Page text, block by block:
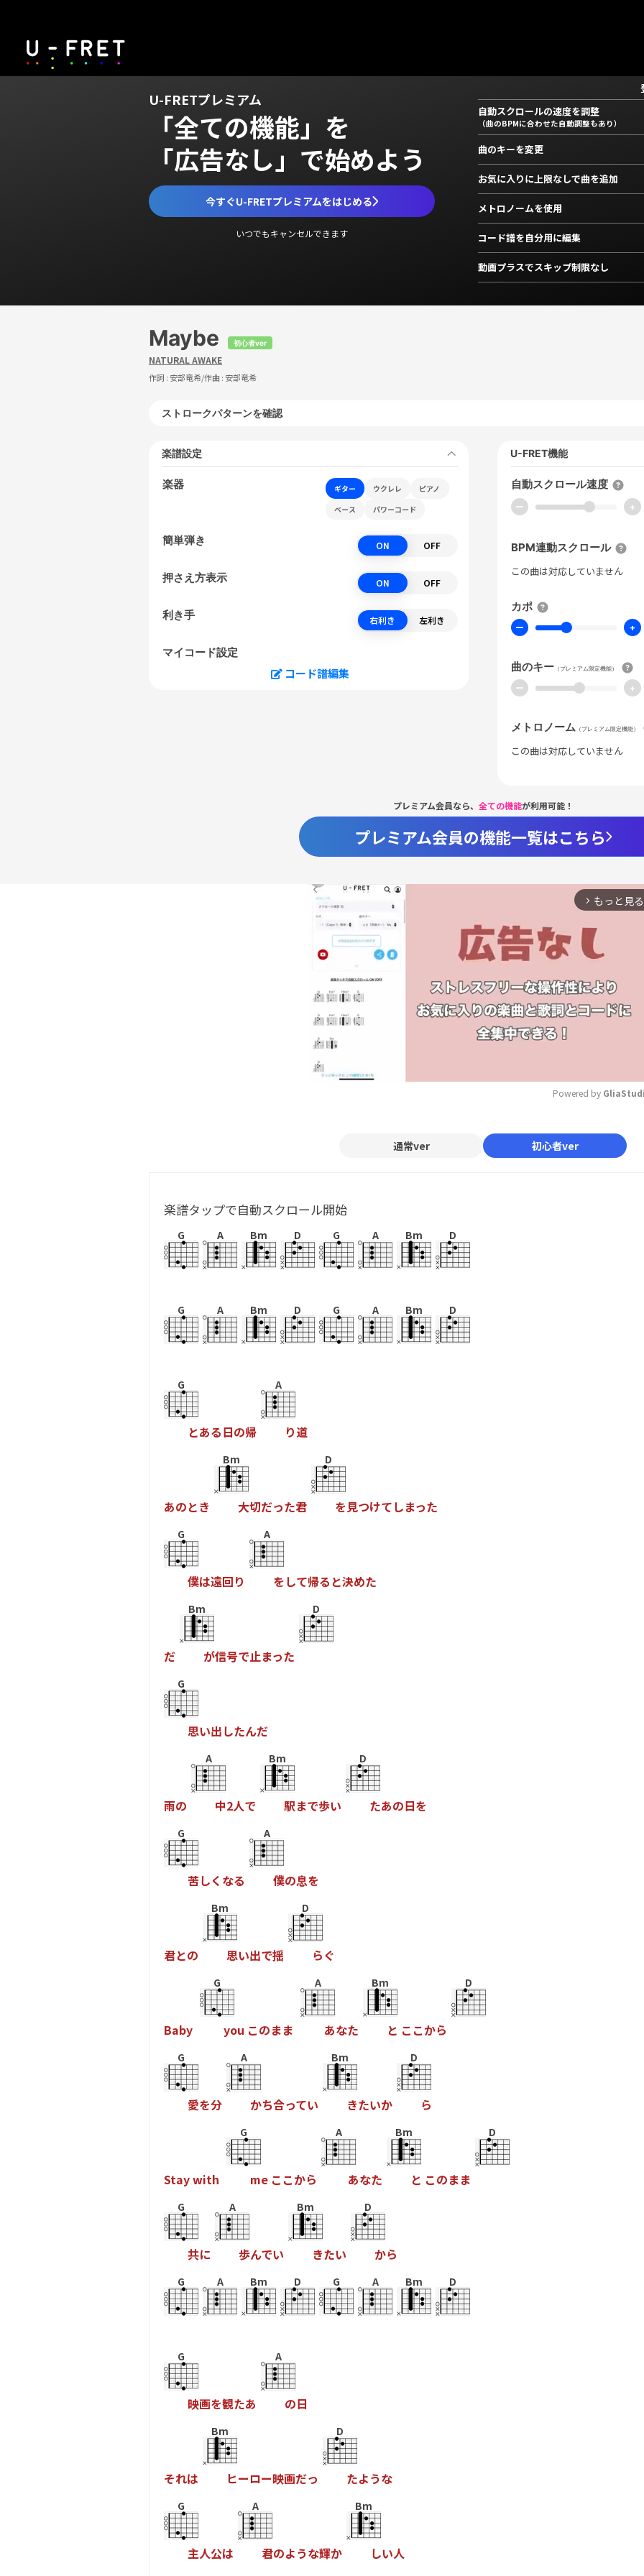
U-FRETプレミアム
「全ての機能」を
「広告なし」で始めよう
今すぐU-FRETプレミアムをはじめる
いつでもキャンセルできます
自動スクロールの速度を調整
（曲のBPMに合わせた自動調整もあり）
曲のキーを変更
お気に入りに上限なしで曲を追加
メトロノームを使用
コード譜を自分用に編集
動画プラスでスキップ制限なし
Maybe 初心者ver
NATURAL AWAKE
作詞 : 安部竜希/作曲 : 安部竜希
ストロークパターンを確認
楽譜設定
楽器 ギター ウクレレ
ピアノ
ベース
パワーコード
簡単弾き ON OFF
押さえ方表示 ON OFF
利き手 右利き 左利き
マイコード設定
コード譜編集
U-FRET機能
自動スクロール速度
ー +
BPM連動スクロール
この曲は対応していません
カポ
ー +
曲のキー （プレミアム限定機能）
ー +
メトロノーム （プレミアム限定機能）
この曲は対応していません
プレミアム会員なら、 全ての機能が利用可能！
プレミアム会員の機能一覧はこちら
arrow_forward_ios もっと見る
Mute
Powered by
通常ver 初心者ver
楽譜タップで自動スクロール開始
G A Bm D G A Bm D
G A Bm D G A Bm D
G
とある日の帰
A
り道
あのとき
Bm
大切だった君
D
を見つけてしまった
G
僕は遠回り
A
をして帰る と決めた
だ
Bm
が信号で止まった
D
G
思い出したんだ
雨の
A
中2人で
Bm
駅まで歩い
D
たあの日を
G
苦しく なる
A
僕の息を
君との
Bm
思い出で揺
D
らぐ
Baby
G
you このまま
A
あなた
Bm
と こ こから
D
G
愛を分
A
かち合ってい
Bm
きたいか
D
ら
Staywith
G
me こ こから
A
あなた
Bm
と このまま
D
G
共に
A
歩んでい
Bm
きたい
D
から
G A Bm D G A Bm D
G
映画を観たあ
A
の日
それは
Bm
ヒーロー映画だっ
D
たような
G
主人公は
A
君のような輝か
Bm
しい人